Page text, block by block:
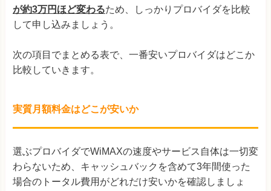
が約3万円ほど変わるため、しっかりプロバイダを比較
して申し込みましょう。
次の項目でまとめる表で、一番安いプロバイダはどこか
比較していきます。
実質月額料金はどこが安いか
選ぶプロバイダでWiMAXの速度やサービス自体は一切変
わらないため、キャッシュバックを含めて3年間使った
場合のトータル費用がどれだけ安いかを確認しましょ